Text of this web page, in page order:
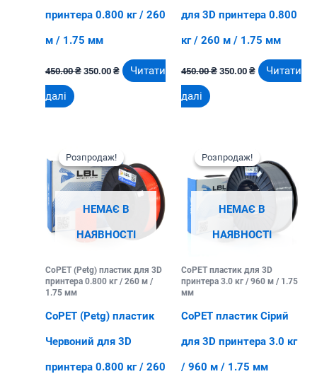
принтера 0.800 кг / 260
м / 1.75 мм
450.00₴
Оригінальна
ціна:
350.00 ₴
Поточна
ціна:Читати
далі
для 3D принтера 0.800
кг / 260 м / 1.75 мм
450.00₴
Оригінальна
ціна:
350.00 ₴
Поточна
ціна:Читати
далі
Розпродаж!
НЕМАЄ В
НАЯВНОСТІ
Розпродаж!
CoPET (Petg) пластик для 3D
принтера 0.800 кг / 260 м /
1.75 мм
CoPET (Petg) пластик
Червоний для 3D
принтера 0.800 кг / 260
Розпродаж!
НЕМАЄ В
НАЯВНОСТІ
Розпродаж!
CoPET пластик для 3D
принтера 3.0 кг / 960 м / 1.75
мм
CoPET пластик Сірий
для 3D принтера 3.0 кг
/ 960 м / 1.75 мм